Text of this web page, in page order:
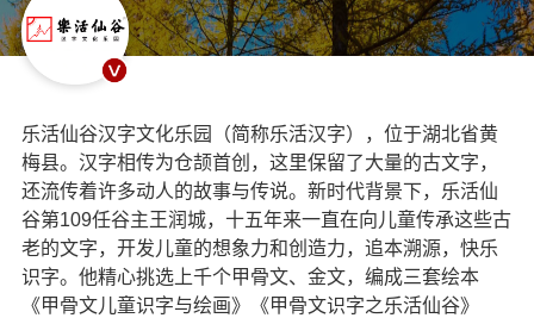
乐活仙谷汉字文化乐园（简称乐活汉字），位于湖北省黄
梅县。汉字相传为仓颉首创，这里保留了大量的古文字，
还流传着许多动人的故事与传说。新时代背景下，乐活仙
谷第109任谷主王润城，十五年来一直在向儿童传承这些古
老的文字，开发儿童的想象力和创造力，追本溯源，快乐
识字。他精心挑选上千个甲骨文、金文，编成三套绘本
《甲骨文儿童识字与绘画》《甲骨文识字之乐活仙谷》